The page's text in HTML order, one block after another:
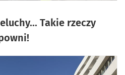
Takie rzeczy